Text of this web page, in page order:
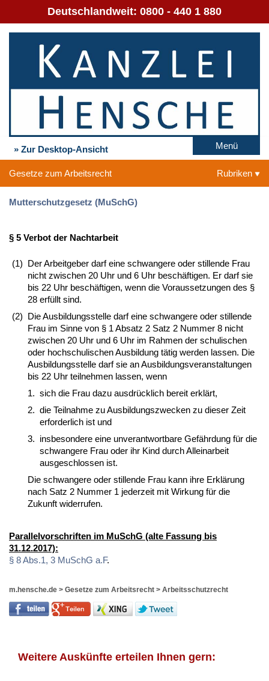
Deutschlandweit: 0800 - 440 1 880
» Zur Desktop-Ansicht Menü
Gesetze zum Arbeitsrecht Rubriken
Mutterschutzgesetz (MuSchG)
§ 5 Verbot der Nachtarbeit
(1) Der Arbeitgeber darf eine schwangere oder stillende Frau
nicht zwischen 20 Uhr und 6 Uhr beschäftigen. Er darf sie
bis 22 Uhr beschäftigen, wenn die Voraussetzungen des §
28 erfüllt sind.
(2) Die Ausbildungsstelle darf eine schwangere oder stillende
Frau im Sinne von § 1 Absatz 2 Satz 2 Nummer 8 nicht
zwischen 20 Uhr und 6 Uhr im Rahmen der schulischen
oder hochschulischen Ausbildung tätig werden lassen. Die
Ausbildungsstelle darf sie an Ausbildungsveranstaltungen
bis 22 Uhr teilnehmen lassen, wenn
1. sich die Frau dazu ausdrücklich bereit erklärt,
2. die Teilnahme zu Ausbildungszwecken zu dieser Zeit
erforderlich ist und
3. insbesondere eine unverantwortbare Gefährdung für die
schwangere Frau oder ihr Kind durch Alleinarbeit
ausgeschlossen ist.
Die schwangere oder stillende Frau kann ihre Erklärung
nach Satz 2 Nummer 1 jederzeit mit Wirkung für die
Zukunft widerrufen.
Parallelvorschriften im MuSchG (alte Fassung bis
31.12.2017):
§ 8 Abs.1, 3 MuSchG a.F.
m.hensche.de > Gesetze zum Arbeitsrecht > Arbeitsschutzrecht
Weitere Auskünfte erteilen Ihnen gern: